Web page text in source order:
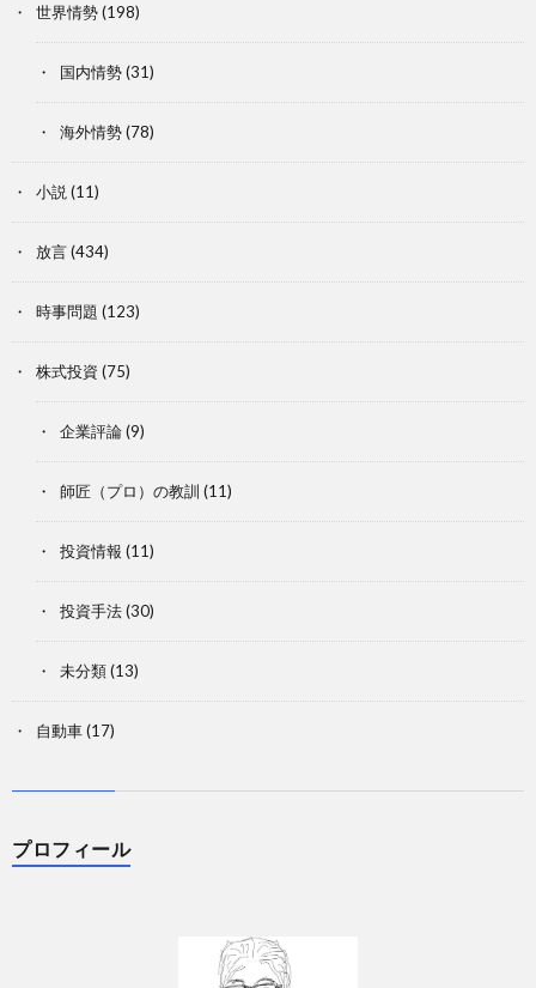
世界情勢(198)
国内情勢(31)
海外情勢(78)
小説 (11)
放言(434)
時事問題 (123)
株式投資 (75)
企業評論(9)
師匠（プロ）の教訓 (11)
投資情報 (11)
投資手法(30)
未分類(13)
自動車(17)
プロフィール